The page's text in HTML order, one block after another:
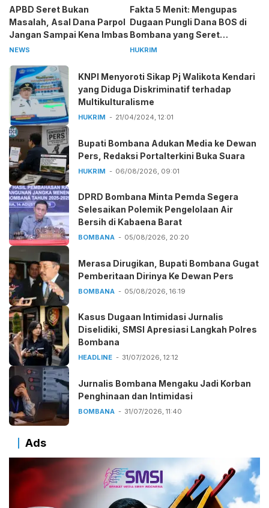
APBD Seret Bukan
Masalah, Asal Dana Parpol
Jangan Sampai Kena Imbas
NEWS
Fakta 5 Menit: Mengupas
Dugaan Pungli Dana BOS di
Bombana yang Seret
Kepala Sekolah
HUKRIM
KNPI Menyoroti Sikap Pj Walikota Kendari
yang Diduga Diskriminatif terhadap
Multikulturalisme
HUKRIM 21/04/2024, 12:01
Bupati Bombana Adukan Media ke Dewan
Pers, Redaksi Portalterkini Buka Suara
HUKRIM 06/08/2026, 09:01
DPRD Bombana Minta Pemda Segera
Selesaikan Polemik Pengelolaan Air
Bersih di Kabaena Barat
BOMBANA 05/08/2026, 20:20
Merasa Dirugikan, Bupati Bombana Gugat
Pemberitaan Dirinya Ke Dewan Pers
BOMBANA 05/08/2026, 16:19
Kasus Dugaan Intimidasi Jurnalis
Diselidiki, SMSI Apresiasi Langkah Polres
Bombana
HEADLINE 31/07/2026, 12:12
Jurnalis Bombana Mengaku Jadi Korban
Penghinaan dan Intimidasi
BOMBANA 31/07/2026, 11:40
Ads